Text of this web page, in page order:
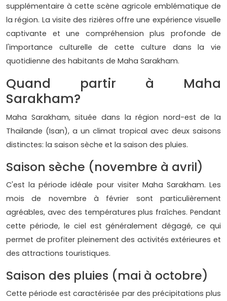
supplémentaire à cette scène agricole emblématique de
la région. La visite des rizières offre une expérience visuelle
captivante et une compréhension plus profonde de
l'importance culturelle de cette culture dans la vie
quotidienne des habitants de Maha Sarakham.
Quand partir à Maha
Sarakham?
Maha Sarakham, située dans la région nord-est de la
Thaïlande (Isan), a un climat tropical avec deux saisons
distinctes: la saison sèche et la saison des pluies.
Saison sèche (novembre à avril)
C'est la période idéale pour visiter Maha Sarakham. Les
mois de novembre à février sont particulièrement
agréables, avec des températures plus fraîches. Pendant
cette période, le ciel est généralement dégagé, ce qui
permet de profiter pleinement des activités extérieures et
des attractions touristiques.
Saison des pluies (mai à octobre)
Cette période est caractérisée par des précipitations plus